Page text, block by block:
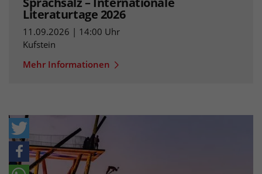
Literaturtage 2026
11.09.2026 | 14:00 Uhr
Kufstein
Mehr Informationen